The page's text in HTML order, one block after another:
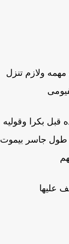
ولازم تنزل
بكرا وقوليه
جاسر بيموت